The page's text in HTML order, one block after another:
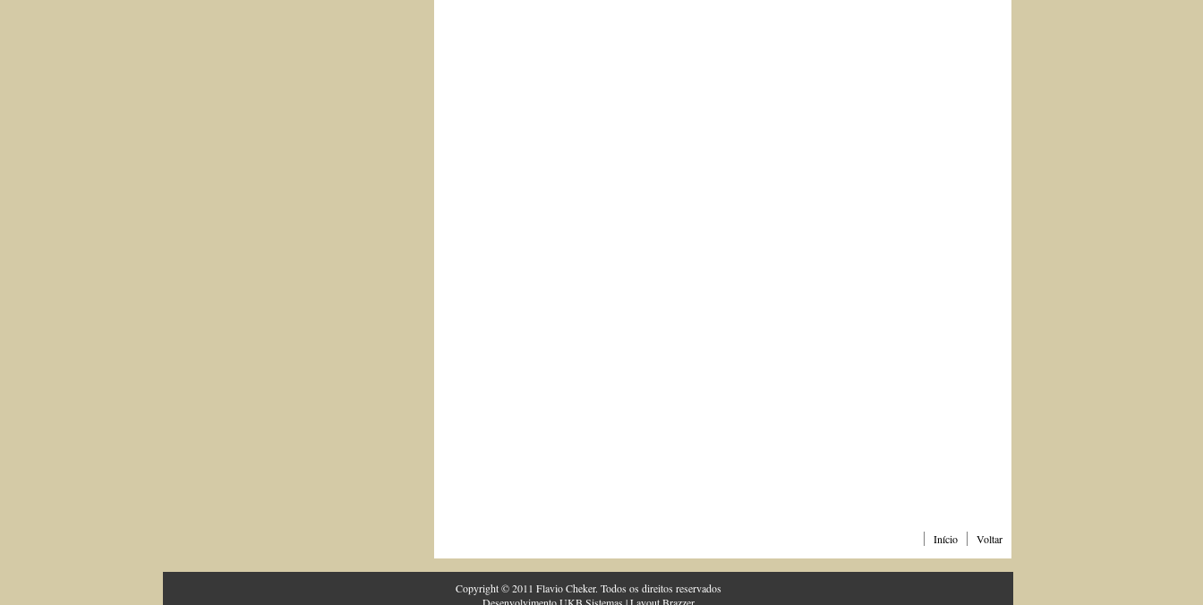
Voltar
Início
Copyright © 2011 Flavio Cheker. Todos os direitos reservados
DesenvolvimentoUKB Sistemas | LayoutBrazzer